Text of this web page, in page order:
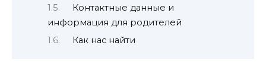
Контактные данные и
информация для родителей
Как нас найти